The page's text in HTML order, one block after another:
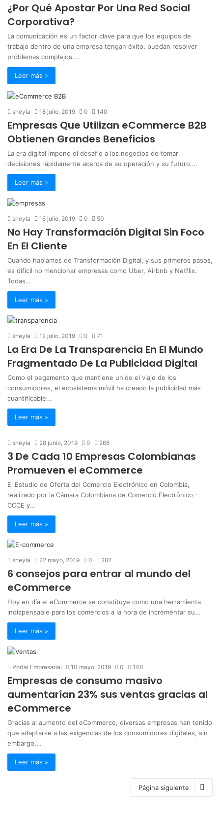
¿Por Qué Apostar Por Una Red Social
Corporativa?
La comunicación es un factor clave para que los equipos de
trabajo dentro de una empresa tengan éxito, puedan resolver
problemas complejos,…
Leer más »
sheyla 18 julio, 2019 0 140
Empresas Que Utilizan eCommerce B2B
Obtienen Grandes Beneficios
La era digital impone el desafío a los negocios de tomar
decisiones rápidamente acerca de su operación y su futuro.…
Leer más »
sheyla 16 julio, 2019 0 50
No Hay Transformación Digital Sin Foco
En El Cliente
Cuando hablamos de Transformación Digital, y sus primeros pasos,
es difícil no mencionar empresas como Uber, Airbnb y Netflix.
Todas…
Leer más »
sheyla 12 julio, 2019 0 71
La Era De La Transparencia En El Mundo
Fragmentado De La Publicidad Digital
Como el pegamento que mantiene unido el viaje de los
consumidores, el ecosistema móvil ha creado la publicidad más
cuantificable…
Leer más »
sheyla 28 junio, 2019 0 268
3 De Cada 10 Empresas Colombianas
Promueven el eCommerce
El Estudio de Oferta del Comercio Electrónico en Colombia,
realizado por la Cámara Colombiana de Comercio Electrónico –
CCCE y…
Leer más »
sheyla 22 mayo, 2019 0 282
6 consejos para entrar al mundo del
eCommerce
Hoy en día el eCommerce se constituye como una herramienta
indispensable para los comercios a la hora de incrementar su…
Leer más »
Portal Empresarial 10 mayo, 2019 0 148
Empresas de consumo masivo
aumentarían 23% sus ventas gracias al
eCommerce
Gracias al aumento del eCommerce, diversas empresas han tenido
que adaptarse a las exigencias de los consumidores digitales, sin
embargo,…
Leer más »
Página siguiente